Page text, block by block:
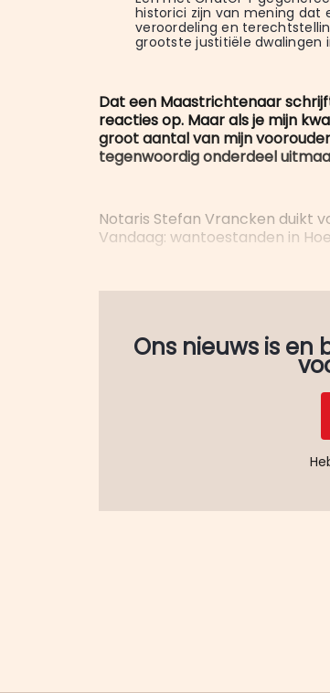
historici zijn van mening dat
veroordeling en
grootste justitiële dwalingen
Dat een Maastrichtenaar
reacties op. Maar als je mijn
groot aantal van mijn
tegenwoordig onderdeel
Notaris Stefan Vrancken duikt
Vandaag: wantoestanden in
Ons nieuws is en